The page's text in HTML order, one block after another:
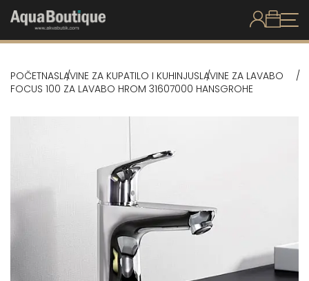
POČETNASLAVINE ZA KUPATILO I KUHINJUSLAVINE ZA LAVABO
FOCUS 100 ZA LAVABO HROM 31607000 HANSGROHE